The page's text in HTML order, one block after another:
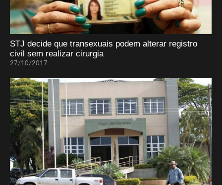
STJ decide que transexuais podem alterar registro
civil sem realizar cirurgia
27/10/2017